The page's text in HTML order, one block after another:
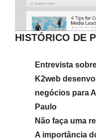
HISTÓRICO DE
Entrevista
K2web
negócios para
Paulo
Não faça uma
A importância